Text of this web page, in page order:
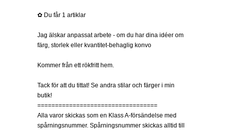
✿ Du får 1 artiklar
Jag älskar anpassat arbete - om du har dina idéer om
färg, storlek eller kvantitet-behaglig konvo
Kommer från ett rökfritt hem.
Tack för att du tittat! Se andra stilar och färger i min
butik!
==================================
Alla varor skickas som en Klass A-försändelse med
spårningsnummer. Spårningsnummer skickas alltid till